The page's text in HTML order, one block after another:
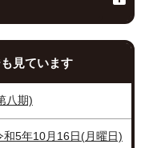
見ています
八期)
5年10月16日(月曜日)